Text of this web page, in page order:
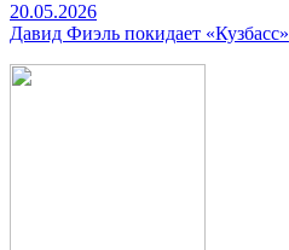
20.05.2026
Давид Фиэль покидает «Кузбасс»